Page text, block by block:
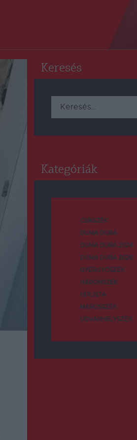
Keresés
Keresés:
Kategóriák
CSÍKSZÉK
DUMA DUBA
DUMA DUBA 2024
DUMA DUBA 2026
GYERGYÓSZÉK
HÁROMSZÉK
HÍRLISTA
MAROSSZÉK
UDVARHELYSZÉK